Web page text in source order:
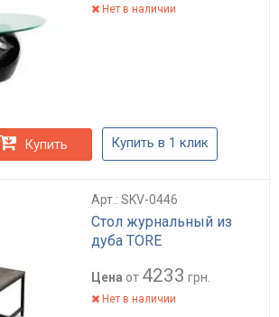
Нет в наличии
Купить Купить в 1 клик
Арт.: SKV-0446
Стол журнальный из
дуба TORE
Цена от 4233 грн.
Нет в наличии